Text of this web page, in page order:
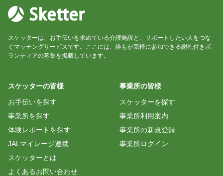
スケッターは、お手伝いを求めている介護施設と、サポートしたい人をつな
ぐマッチングサービスです。ここには、誰もが気軽に参加できる謝礼付きボ
ランティアの募集を掲載しています。
スケッターの皆様
お手伝いを探す
事業所を探す
体験レポートを探す
JALマイレージ連携
スケッターとは
よくあるお問い合わせ
事業所の皆様
スケッターを探す
事業所利用案内
事業所の新規登録
事業所ログイン